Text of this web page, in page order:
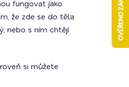
fungovat jako
že zde se do těla
nebo s ním chtějí
si můžete